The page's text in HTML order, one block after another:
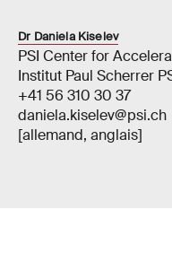
Dr Daniela Kiselev
PSI Center for
Institut Paul Scherrer
+41 56 310 30 37
daniela.kiselev@psi.ch
[allemand, anglais]